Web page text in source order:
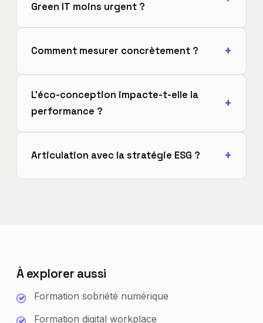
Green IT moins urgent ?
Comment mesurer concrètement ?
L'éco-conception impacte-t-elle la
performance ?
Articulation avec la stratégie ESG ?
À explorer aussi
Formation sobriété numérique
Formation digital workplace